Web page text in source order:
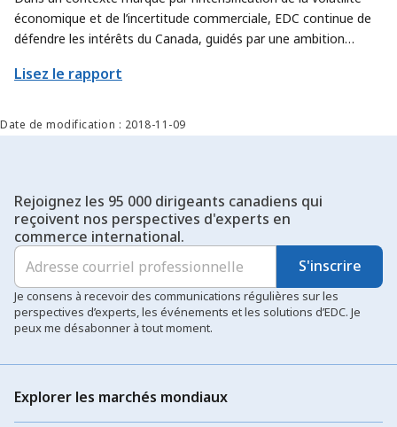
économique et de l’incertitude commerciale, EDC continue de
défendre les intérêts du Canada, guidés par une ambition
encore davantage à l’atteinte des objectifs commerciaux
exportateurs et les secteurs canadiens à déployer leur offre à
plus grande échelle et à percer de nouveaux marchés.
Lisez le rapport
Date de modification : 2018-11-09
Rejoignez les 95 000 dirigeants canadiens qui
reçoivent nos perspectives d'experts en
commerce international.
S'inscrire
Je consens à recevoir des communications régulières sur les
perspectives d’experts, les événements et les solutions d’EDC. Je
peux me désabonner à tout moment.
Explorer les marchés mondiaux